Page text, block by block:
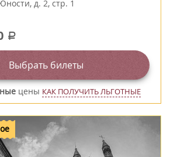
д. 2, стр. 1
a
Выбрать билеты
цены КАК ПОЛУЧИТЬ ЛЬГОТНЫЕ